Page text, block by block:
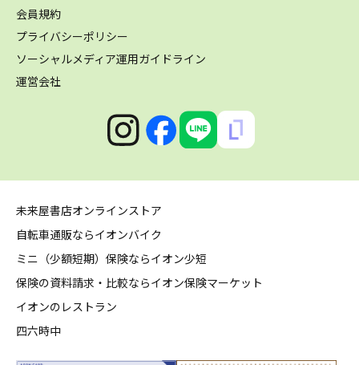
会員規約
プライバシーポリシー
ソーシャルメディア運用ガイドライン
運営会社
未来屋書店オンラインストア
自転車通販ならイオンバイク
ミニ（少額短期）保険ならイオン少短
保険の資料請求・比較ならイオン保険マーケット
イオンのレストラン
四六時中